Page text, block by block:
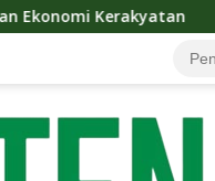
Dina Maulidah